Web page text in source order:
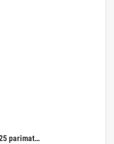
parimat…